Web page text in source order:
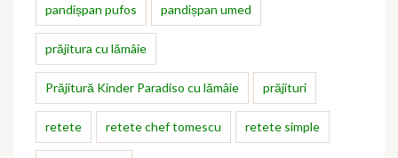
pandișpan pufos pandișpan umed
prăjitura cu lămâie
Prăjitură Kinder Paradiso cu lămâie prăjituri
retete retete chef tomescu retete simple